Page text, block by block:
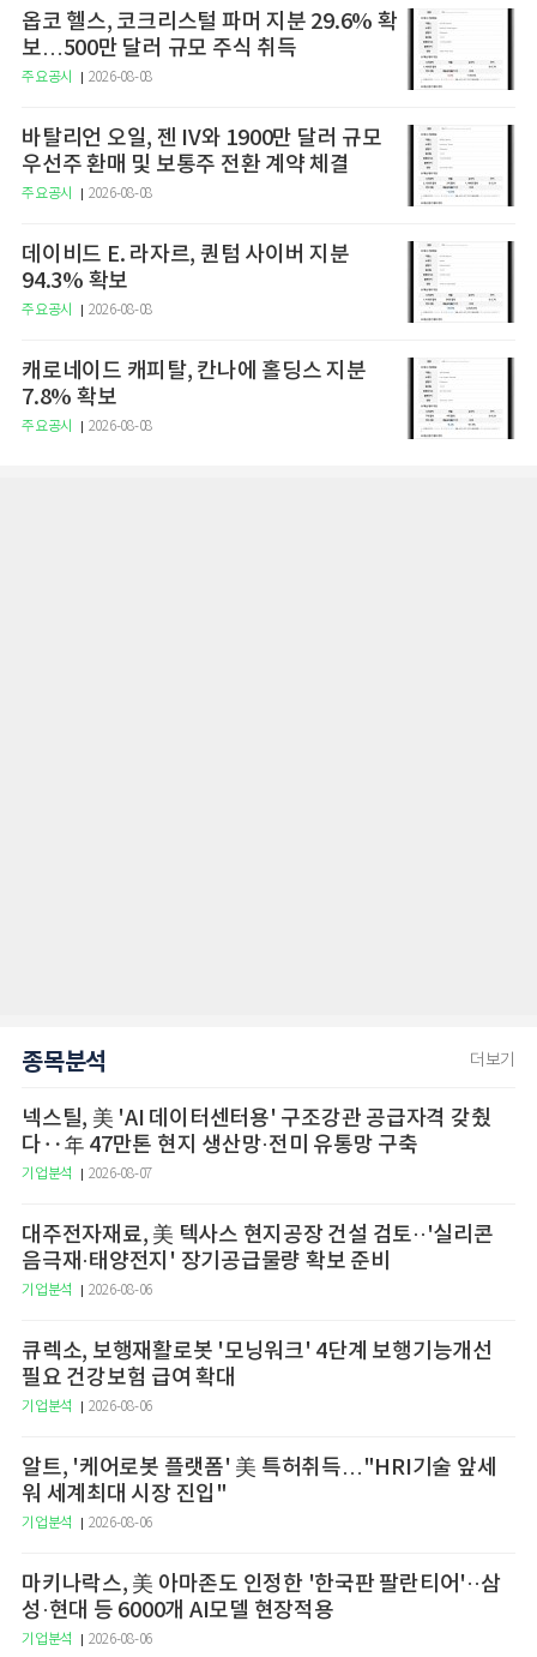
옵코 헬스, 코크리스털 파머 지분 29.6% 확
보…500만 달러 규모 주식 취득
주요공시 2026-08-08
바탈리언 오일, 젠 IV와 1900만 달러 규모
우선주 환매 및 보통주 전환 계약 체결
주요공시 2026-08-08
데이비드 E. 라자르, 퀀텀 사이버 지분
94.3% 확보
주요공시 2026-08-08
캐로네이드 캐피탈, 칸나에 홀딩스 지분
7.8% 확보
주요공시 2026-08-08
종목분석 더보기
넥스틸, 美 'AI 데이터센터용' 구조강관 공급자격 갖췄
다‥年 47만톤 현지 생산망·전미 유통망 구축
기업분석 2026-08-07
대주전자재료, 美 텍사스 현지공장 건설 검토··'실리콘
음극재·태양전지' 장기공급물량 확보 준비
기업분석 2026-08-06
큐렉소, 보행재활로봇 '모닝워크' 4단계 보행기능개선
필요 건강보험 급여 확대
기업분석 2026-08-06
알트, '케어로봇 플랫폼' 美 특허취득…"HRI기술 앞세
워 세계최대 시장 진입"
기업분석 2026-08-06
마키나락스, 美 아마존도 인정한 '한국판 팔란티어'··삼
성·현대 등 6000개 AI모델 현장적용
기업분석 2026-08-06